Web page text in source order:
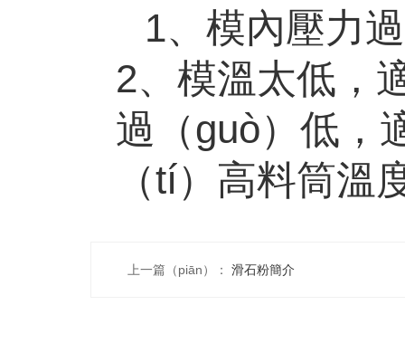
1、模內壓力
2、模溫太低，
過（guò）低，
（tí）高料筒溫
上一篇（piān）： 滑石粉簡介